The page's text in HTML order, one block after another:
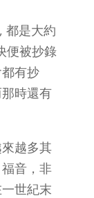
是大約
便被抄錄
有抄
時還有
越多其
音，非
世紀末